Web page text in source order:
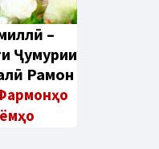
–
Ҷумҳурии
Раҳмон